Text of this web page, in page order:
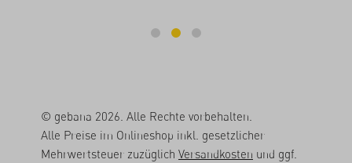
© gebana 2026. Alle Rechte vorbehalten.
Alle Preise im Onlineshop inkl. gesetzlicher
Mehrwertsteuer zuzüglich Versandkosten und ggf.